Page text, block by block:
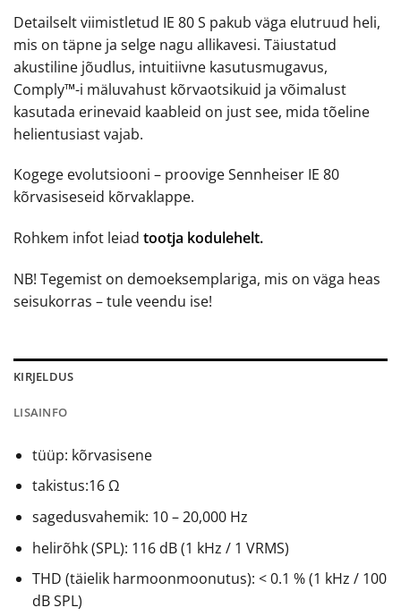
Detailselt viimistletud IE 80 S pakub väga elutruud heli,
mis on täpne ja selge nagu allikavesi. Täiustatud
akustiline jõudlus, intuitiivne kasutusmugavus,
Comply™-i mäluvahust kõrvaotsikuid ja võimalust
kasutada erinevaid kaableid on just see, mida tõeline
helientusiast vajab.
Kogege evolutsiooni – proovige Sennheiser IE 80
kõrvasiseseid kõrvaklappe.
Rohkem infot leiad tootja kodulehelt.
NB! Tegemist on demoeksemplariga, mis on väga heas
seisukorras – tule veendu ise!
KIRJELDUS
LISAINFO
tüüp: kõrvasisene
takistus:16 Ω
sagedusvahemik: 10 – 20,000 Hz
helirõhk (SPL): 116 dB (1 kHz / 1 VRMS)
THD (täielik harmoonmoonutus): < 0.1 % (1 kHz / 100
dB SPL)